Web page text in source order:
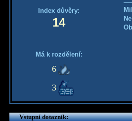
Index důvěry:
14
Má k rozdělení:
6
3
Vstupní dotazník: